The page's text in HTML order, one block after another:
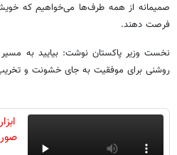
صمیمانه از همه طرف‌ها می‌خواهیم که
فرصت دهند.
نخست وزیر پاکستان نوشت: بیایید به
روشنی برای موفقیت به جای خشونت و تخریب